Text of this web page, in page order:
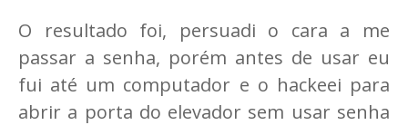
O resultado foi, persuadi o cara a me
passar a senha, porém antes de usar eu
fui até um computador e o hackeei para
abrir a porta do elevador sem usar senha